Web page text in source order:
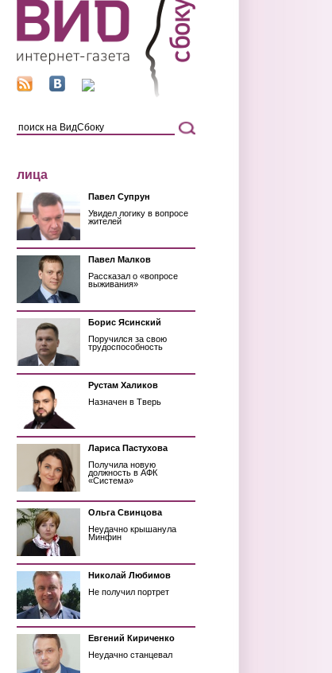
лица
Павел Супрун
Увидел логику в вопросе
жителей
Павел Малков
Рассказал о «вопросе
выживания»
Борис Ясинский
Поручился за свою
трудоспособность
Рустам Халиков
Назначен в Тверь
Лариса Пастухова
Получила новую
должность в АФК
«Система»
Ольга Свинцова
Неудачно крышанула
Минфин
Николай Любимов
Не получил портрет
Евгений Кириченко
Неудачно станцевал